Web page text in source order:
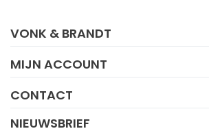
VONK & BRANDT
MIJN ACCOUNT
CONTACT
NIEUWSBRIEF